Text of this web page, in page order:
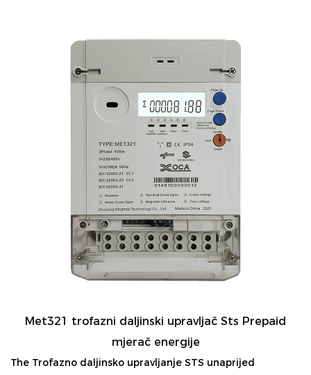
Met321 trofazni daljinski upravljač Sts Prepaid
mjerač energije
The Trofazno daljinsko upravljanje STS unaprijed